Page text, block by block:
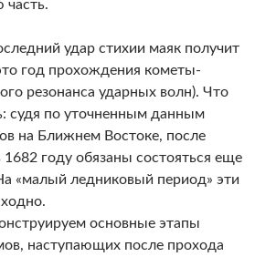
часть.
удар стихии маяк получит
год прохождения кометы-
резонанса ударных волн). Что
судя по уточненным данным
на Ближнем Востоке, после
1682 году обязаны состояться еще
«малый ледниковый период» эти
основные этапы
наступающих после прохода